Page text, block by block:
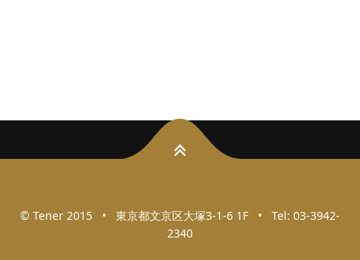
© Tener 2015 • 東京都文京区大塚3-1-6 1F • Tel: 03-3942-
2340